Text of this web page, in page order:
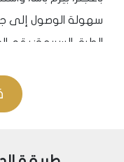
سهولة الوصول إلى
الخدمات والمرافق